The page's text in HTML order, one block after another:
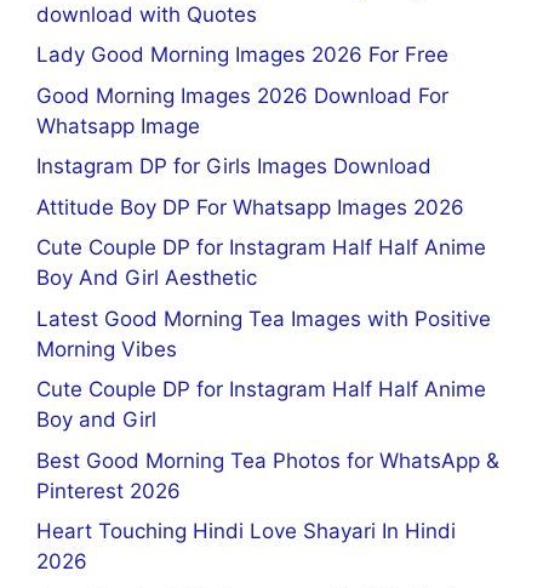
download with Quotes
Lady Good Morning Images 2026 For Free
Good Morning Images 2026 Download For
Whatsapp Image
Instagram DP for Girls Images Download
Attitude Boy DP For Whatsapp Images 2026
Cute Couple DP for Instagram Half Half Anime
Boy And Girl Aesthetic
Latest Good Morning Tea Images with Positive
Morning Vibes
Cute Couple DP for Instagram Half Half Anime
Boy and Girl
Best Good Morning Tea Photos for WhatsApp &
Pinterest 2026
Heart Touching Hindi Love Shayari In Hindi
2026